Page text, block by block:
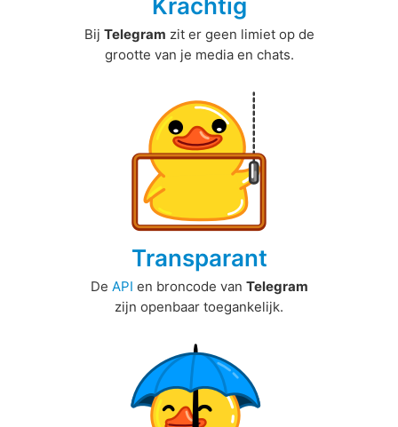
Krachtig
Bij Telegram zit er geen limiet op de
grootte van je media en chats.
Transparant
De API en broncode van Telegram
zijn openbaar toegankelijk.